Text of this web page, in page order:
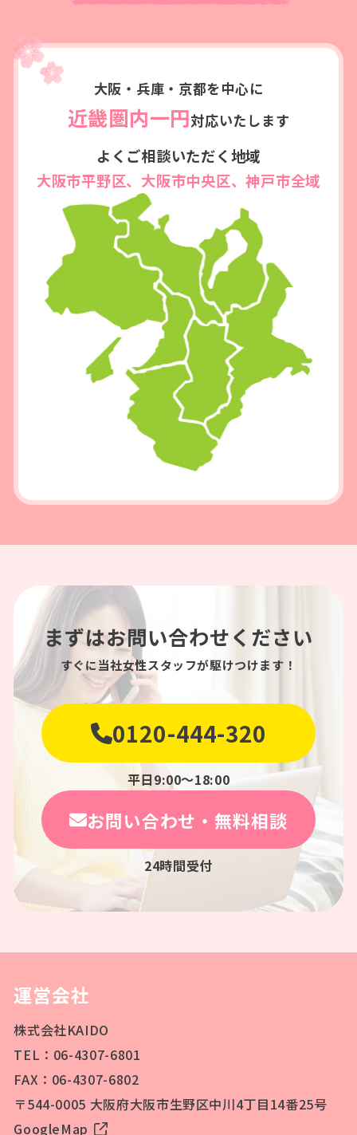
大阪・兵庫・京都を中心に
近畿圏内一円対応いたします
よくご相談いただく地域
大阪市平野区、大阪市中央区、神戸市全域
まずはお問い合わせください
すぐに当社女性スタッフが駆けつけます！
0120-444-320
平日9:00〜18:00
お問い合わせ・無料相談
24時間受付
運営会社
株式会社KAIDO
TEL：06-4307-6801
FAX：06-4307-6802
〒544-0005 大阪府大阪市生野区中川4丁目14番25号
GoogleMap